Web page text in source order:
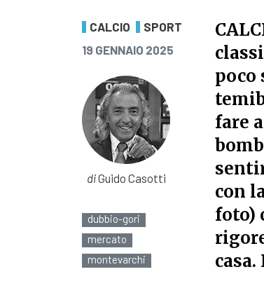
IlCALCIO
SPORT
PUBBLICATO IL
19 GENNAIO 2025
diGuido Casotti
dubbio-gori
mercato
montevarchi
poco
fare
con
foto)